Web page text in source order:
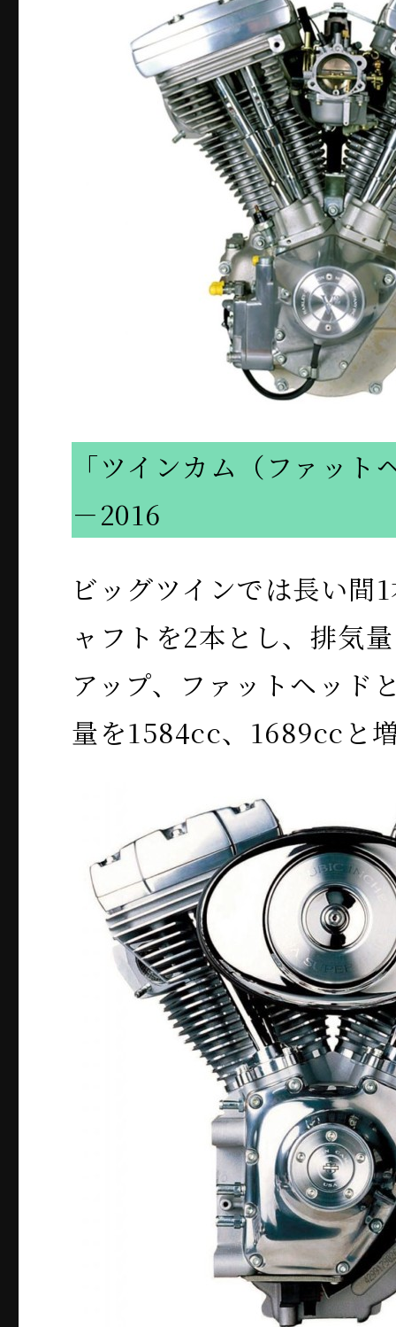
「ツインカム（ファッ
－2016
ビッグツインでは長い間
ャフトを2本とし、排気
アップ、ファットヘッド
量を1584cc、1689ccと